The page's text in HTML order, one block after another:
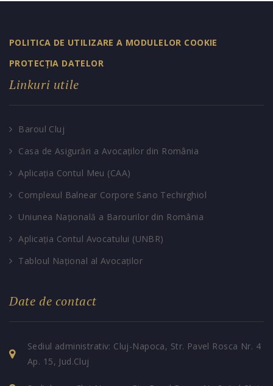
POLITICA DE UTILIZARE A MODULELOR COOKIE
PROTECȚIA DATELOR
Linkuri utile
Baroul Cluj
Casa de Asigurări a Avocaților din România
Aplicația Contul Meu (CAA)
Complexul Balnear Corpore Sano Techirghiol
Uniunea Națională a Barourilor din România
Aplicația Contul Avocatului (UNBR)
Tabloul Național al Avocaților
Date de contact
Sediul administrativ: Cluj-Napoca, Str. Pavel Rosca Nr. 4
Ap. 15, Jud.Cluj